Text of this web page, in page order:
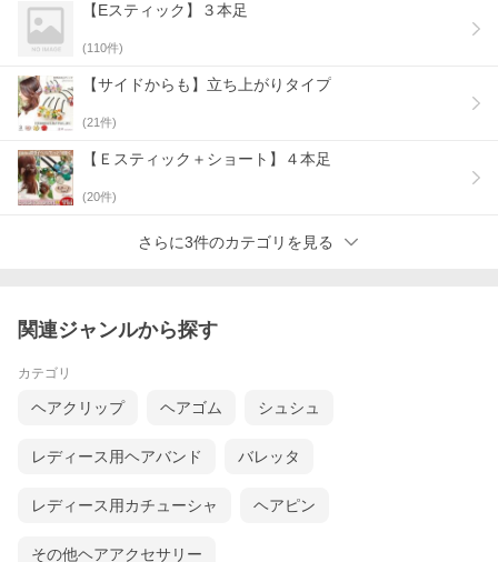
【Eスティック】３本足
(110件)
【サイドからも】立ち上がりタイプ
(21件)
【Ｅスティック＋ショート】４本足
(20件)
さらに3件のカテゴリを見る
関連ジャンルから探す
カテゴリ
ヘアクリップ ヘアゴム シュシュ
レディース用ヘアバンド バレッタ
レディース用カチューシャ ヘアピン
その他ヘアアクセサリー